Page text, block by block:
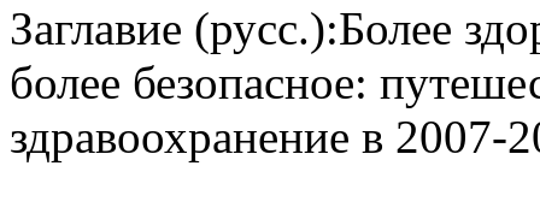
Заглавие (русс.):Более
более безопасное:
здравоохранение в 2007-